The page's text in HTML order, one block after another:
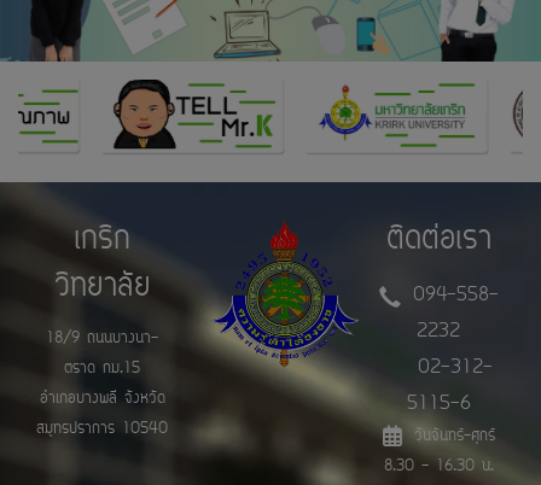
วิทยาลัย
18/9 ถนนบางนา-
ตราด กม.15
อำเภอบางพลี จังหวัด
สมุทรปราการ 10540
094-558-
2232
02-312-
5115-6
วันจันทร์-ศุกร์
8.30 - 16.30 น.